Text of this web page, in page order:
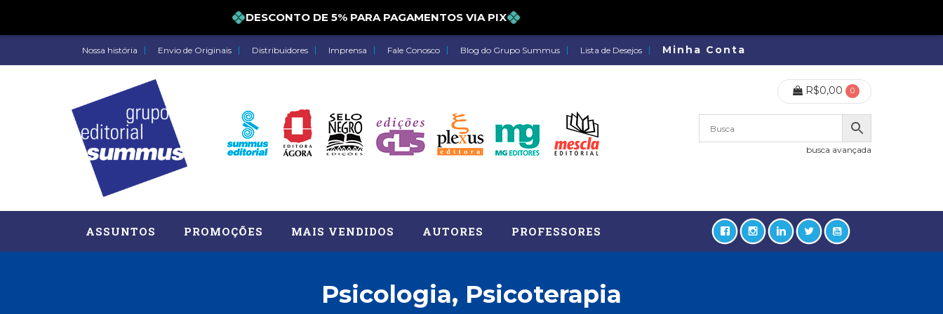
DESCONTO DE 5% PARA PAGAMENTOS VIA PIX
Nossa história Envio de Originais Distribuidores Imprensa Fale Conosco Blog do Grupo Summus Lista de Desejos Minha Conta
R$0,00 0
busca avançada
ASSUNTOS
Astrologia (27)
PROMOÇÕES MAIS VENDIDOS AUTORES PROFESSORES
Psicologia, Psicoterapia